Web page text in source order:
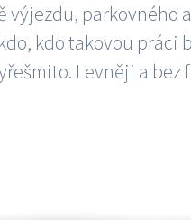
parkovného
kdo takovou práci
Levněji a bez